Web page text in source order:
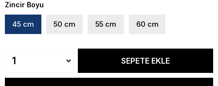
Zincir Boyu
45 cm 50 cm 55 cm 60 cm